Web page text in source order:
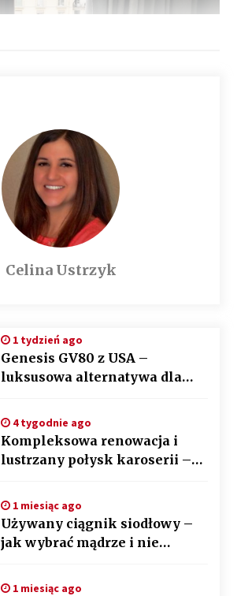
Celina Ustrzyk
1 tydzień ago
Genesis GV80 z USA –
luksusowa alternatywa dla
4 tygodnie ago
Kompleksowa renowacja i
lustrzany połysk karoserii –
1 miesiąc ago
Używany ciągnik siodłowy –
jak wybrać mądrze i nie
po kroku
1 miesiąc ago